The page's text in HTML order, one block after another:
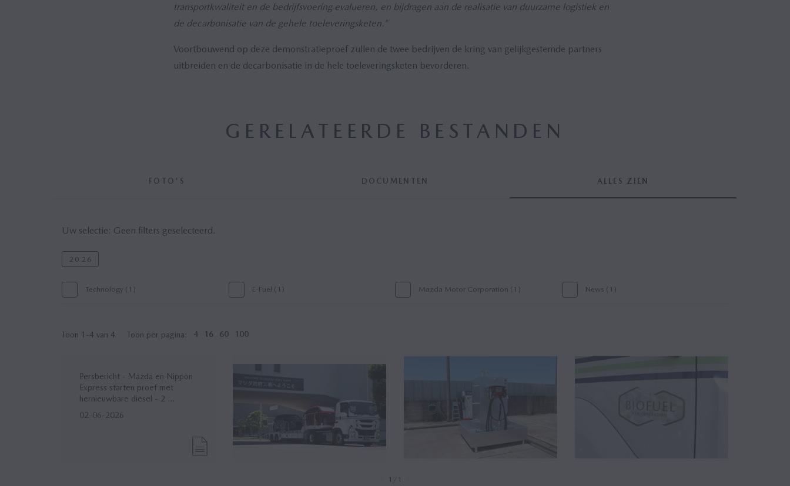
transportkwaliteit en de bedrijfsvoering evalueren, en bijdragen aan de realisatie van duurzame logistiek en
de decarbonisatie van de gehele toeleveringsketen.”
Voortbouwend op deze demonstratieproef zullen de twee bedrijven de kring van gelijkgestemde partners
uitbreiden en de decarbonisatie in de hele toeleveringsketen bevorderen.
GERELATEERDE BESTANDEN
FOTO'S DOCUMENTEN ALLES ZIEN
Uw selectie: Geen filters geselecteerd.
2026
Technology (1) E-Fuel (1) Mazda Motor Corporation (1) News (1)
Toon 1-4 van 4 Toon per pagina: 4 16 60 100
Persbericht - Mazda en Nippon
Express starten proef met
hernieuwbare diesel - 2 ...
02-06-2026
1/1